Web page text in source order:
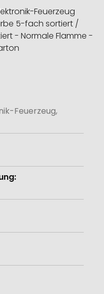
Feuerzeug
5-fach sortiert /
- Normale Flamme -
Feuerzeug,